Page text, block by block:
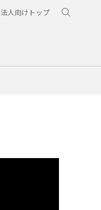
法人向けトップ